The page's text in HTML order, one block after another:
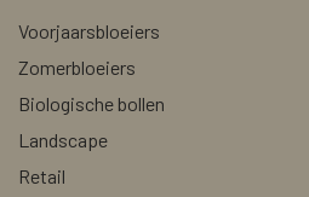
Voorjaarsbloeiers
Zomerbloeiers
Biologische bollen
Landscape
Retail